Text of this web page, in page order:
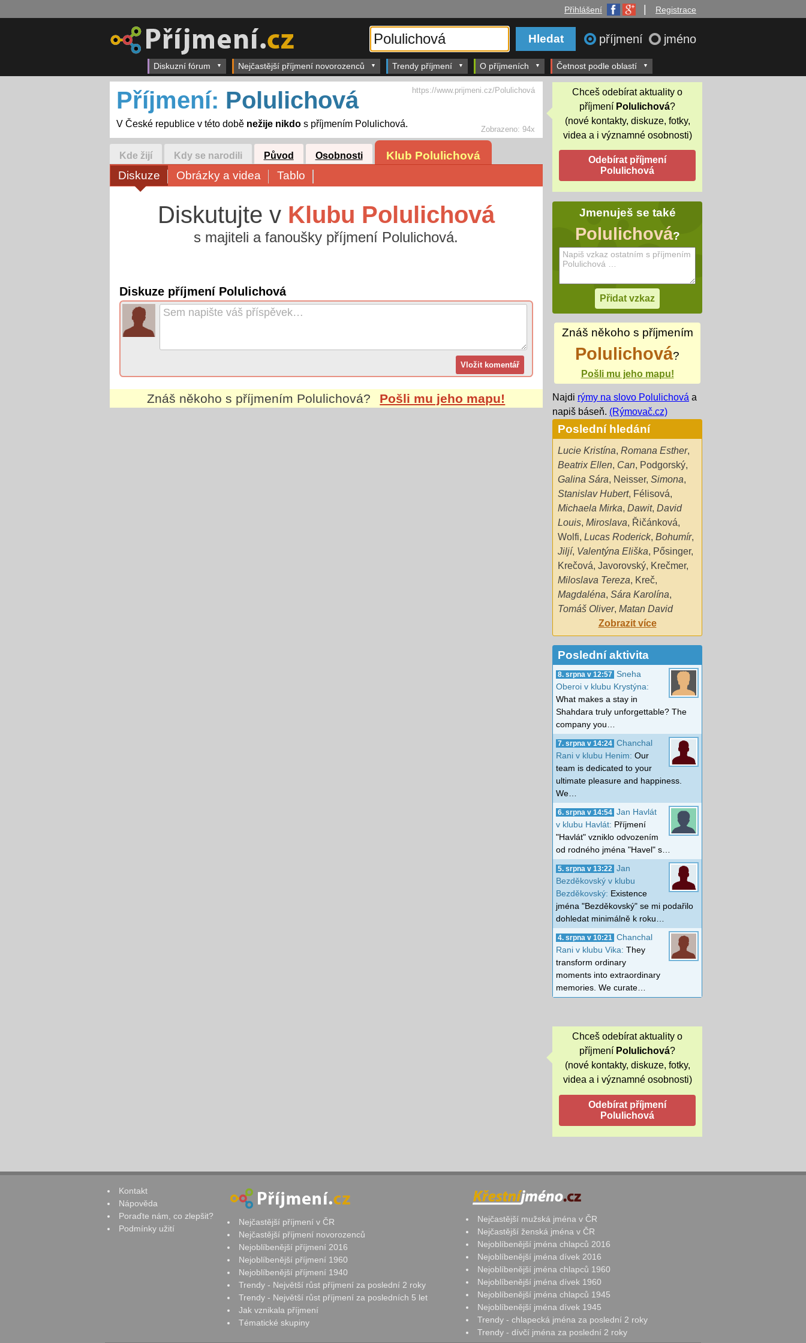
Přihlášení Registrace
příjmení jméno
Diskuzní fórum Nejčastější příjmení novorozenců Trendy příjmení O příjmeních Četnost podle oblastí
Zobrazeno:94x
Příjmení: Polulichová
V České republice v této době nežije nikdos příjmením Polulichová.
https://www.prijmeni.cz/Polulichová
Kde žijí Kdy se narodili Původ Osobnosti
Klub Polulichová
Diskuze
Obrázky a videa Tablo
Diskutujte v Klubu Polulichová
s majiteli a fanoušky příjmení Polulichová.
Diskuze příjmení Polulichová
Znáš někoho s příjmením Polulichová? Pošli mu jeho mapu!
Chceš odebírat aktuality o
příjmení Polulichová?
(nové kontakty, diskuze, fotky,
videa a i významné osobnosti)
Jmenuješ se také
Polulichová?
Znáš někoho s příjmením
Polulichová?
Pošli mu jeho mapu!
Najdi rýmy na slovo Polulichová a
napiš báseň. (Rýmovač.cz)
Poslední hledání
Lucie Kristína, Romana Esther,
Beatrix Ellen, Can, Podgorský,
Galina Sára, Neisser, Simona,
Stanislav Hubert, Félisová,
Michaela Mirka, Dawit, David
Louis, Miroslava, Řičánková,
Wolfi, Lucas Roderick, Bohumír,
Jiljí, Valentýna Eliška, Pősinger,
Krečová, Javorovský, Krečmer,
Miloslava Tereza, Kreč,
Magdaléna, Sára Karolína,
Tomáš Oliver, Matan David
Zobrazit více
Poslední aktivita
8. srpna v 12:57
Sneha
Oberoi v klubu Krystýna:
What makes a stay in
Shahdara truly unforgettable? The
company you…
7. srpna v 14:24 Chanchal
Rani v klubu Henim: Our
team is dedicated to your
ultimate pleasure and happiness.
We…
6. srpna v 14:54 Jan Havlát
v klubu Havlát: Příjmení
"Havlát" vzniklo odvozením
od rodného jména "Havel" s…
5. srpna v 13:22
Jan
Bezděkovský v klubu
Bezděkovský: Existence
jména "Bezděkovský" se mi podařilo
dohledat minimálně k roku…
4. srpna v 10:21
Chanchal
Rani v klubu Vika: They
transform ordinary
moments into extraordinary
memories. We curate…
Chceš odebírat aktuality o
příjmení Polulichová?
(nové kontakty, diskuze, fotky,
videa a i významné osobnosti)
Kontakt
Nápověda
Poraďte nám, co zlepšit?
Podmínky užití
Nejčastější příjmení v ČR
Nejčastější příjmení novorozenců
Nejoblíbenější příjmení 2016
Nejoblíbenější příjmení 1960
Nejoblíbenější příjmení 1940
Trendy - Největší růst příjmení za poslední 2 roky
Trendy - Největší růst příjmení za posledních 5 let
Jak vznikala příjmení
Tématické skupiny
Nejčastější mužská jména v ČR
Nejčastější ženská jména v ČR
Nejoblíbenější jména chlapců 2016
Nejoblíbenější jména dívek 2016
Nejoblíbenější jména chlapců 1960
Nejoblíbenější jména dívek 1960
Nejoblíbenější jména chlapců 1945
Nejoblíbenější jména dívek 1945
Trendy - chlapecká jména za poslední 2 roky
Trendy - dívčí jména za poslední 2 roky